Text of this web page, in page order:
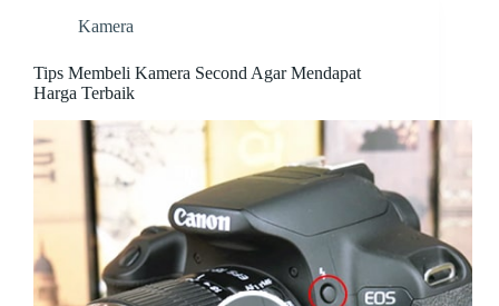
Kamera
Tips Membeli Kamera Second Agar Mendapat
Harga Terbaik